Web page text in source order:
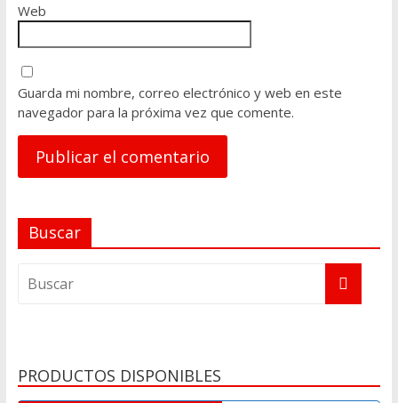
Web
Guarda mi nombre, correo electrónico y web en este
navegador para la próxima vez que comente.
Buscar
PRODUCTOS DISPONIBLES